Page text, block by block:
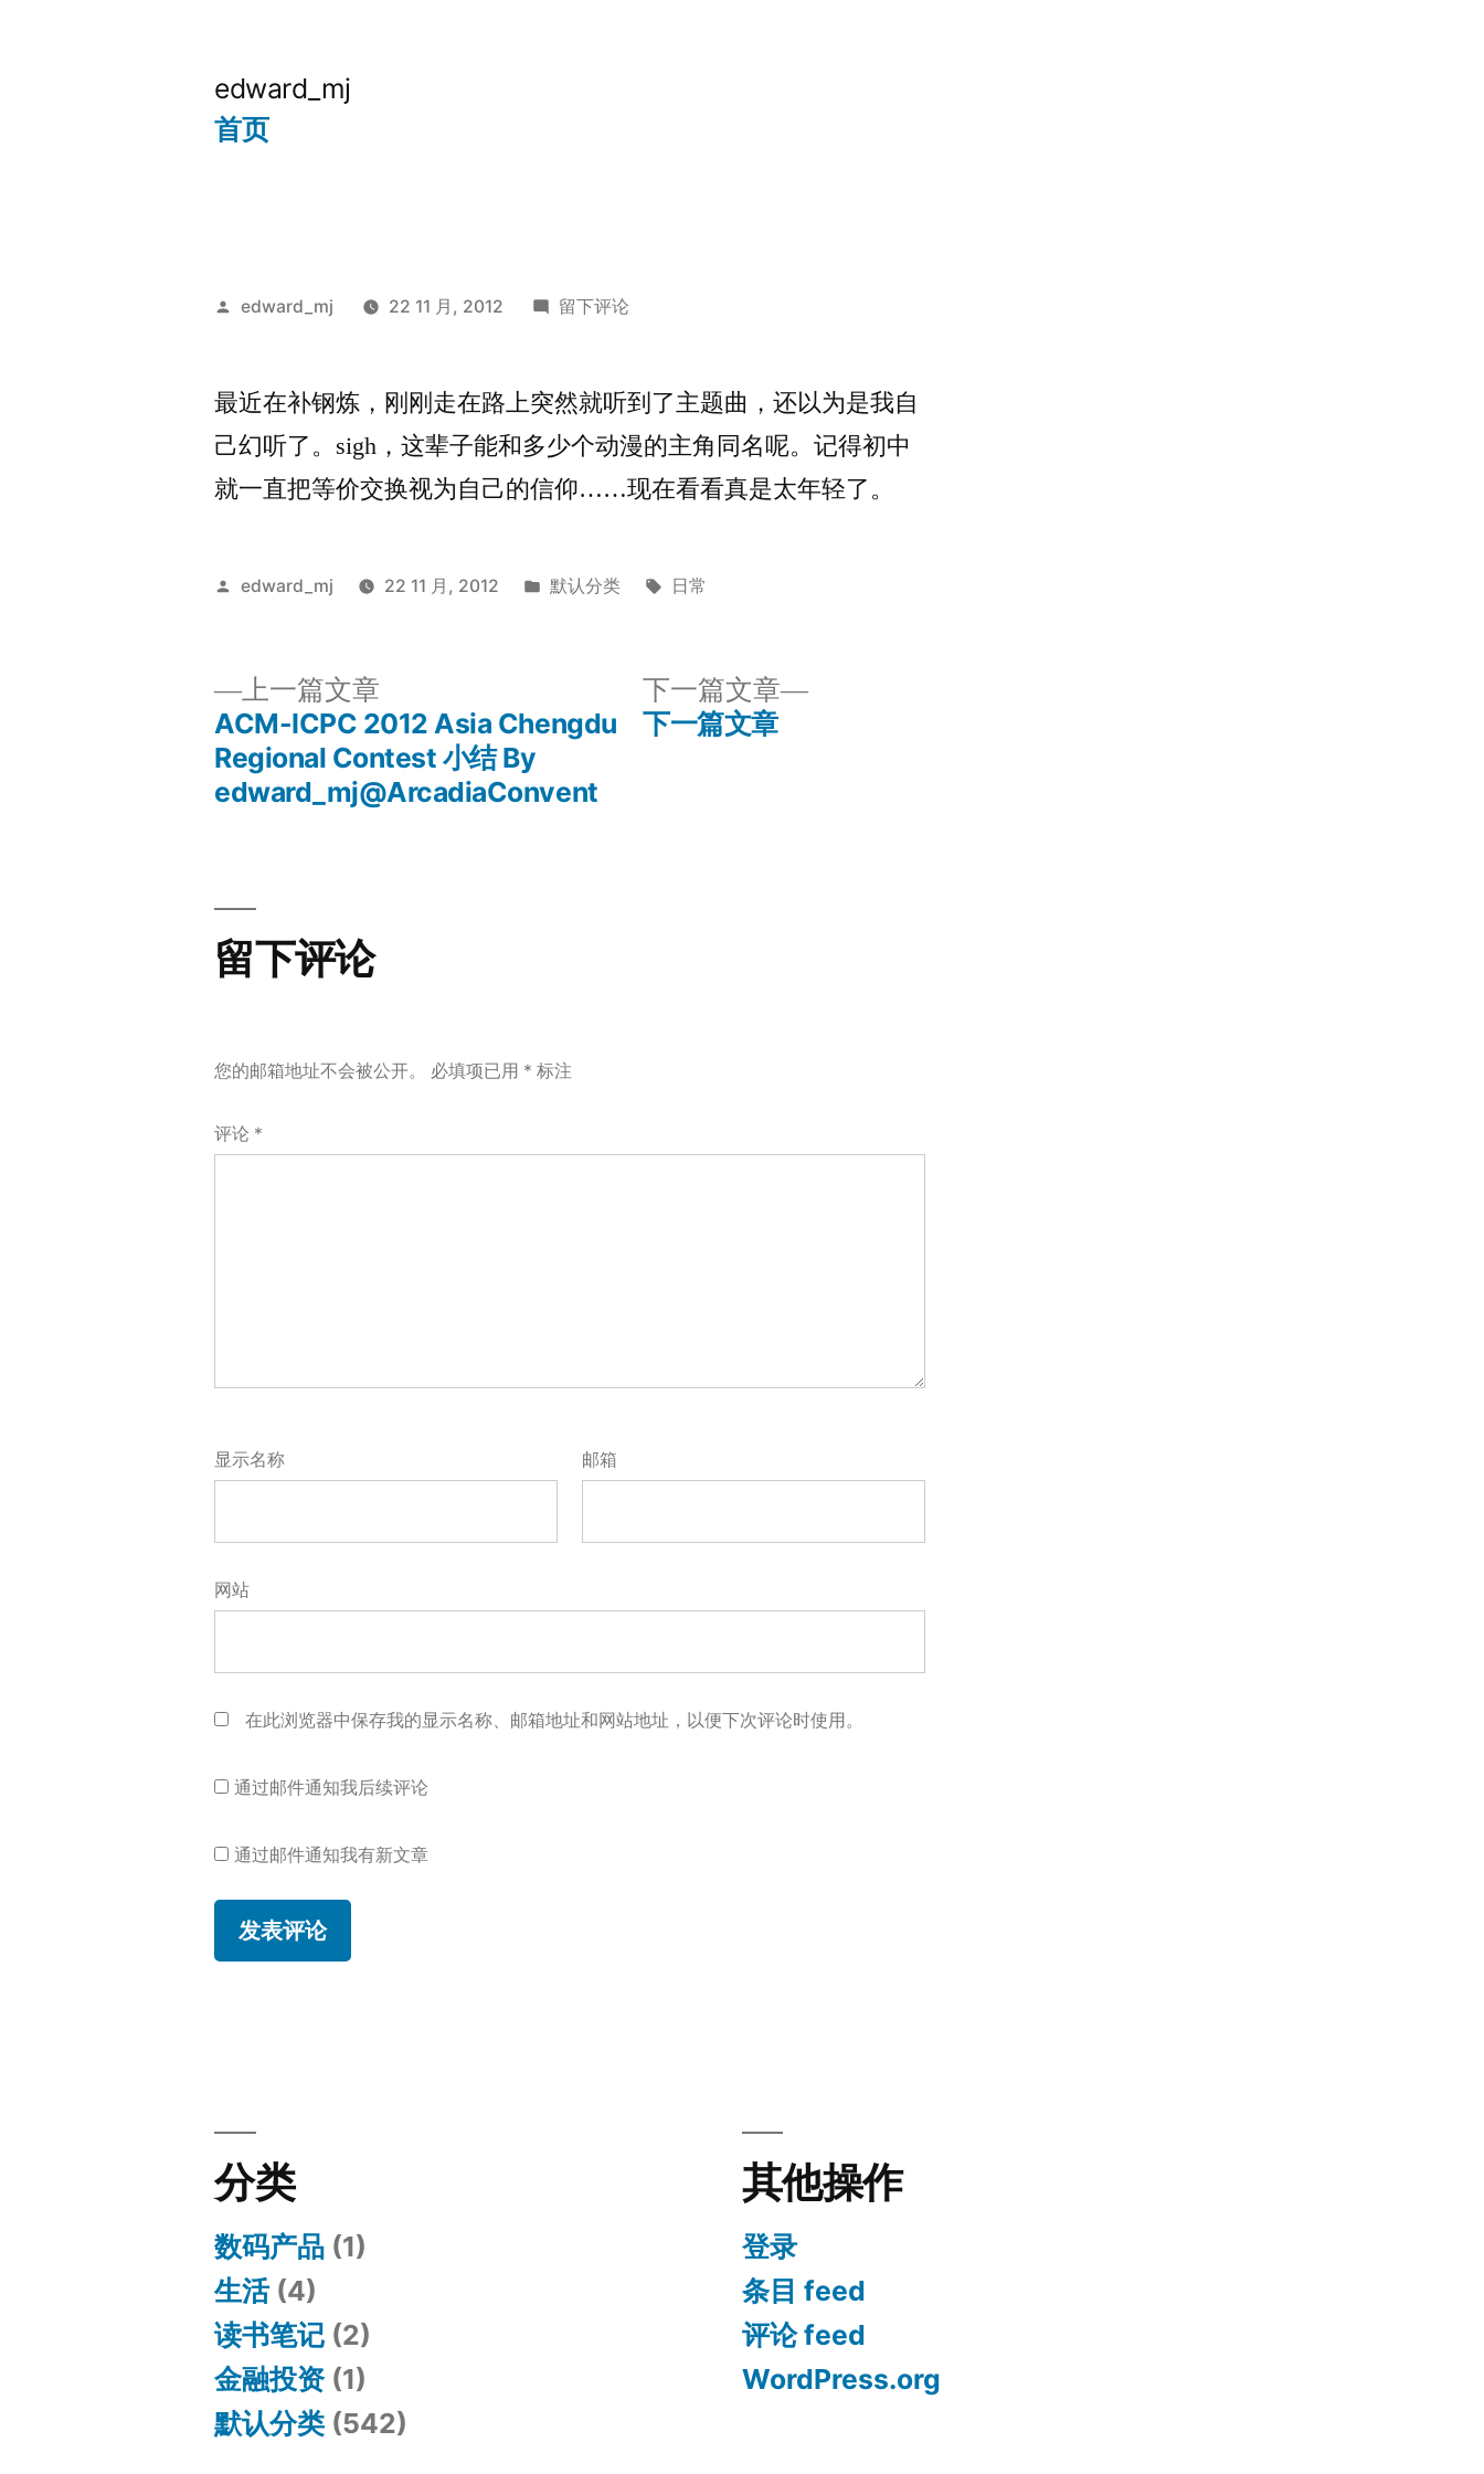
edward_mj
首页
发
edward_mj 22 11 月, 2012 于
留下评论
最近在补钢炼，刚刚走在路上突然就听到了主题曲，还以为是我自
己幻听了。sigh，这辈子能和多少个动漫的主角同名呢。记得初中
就一直把等价交换视为自己的信仰……现在看看真是太年轻了。
发
edward_mj 22 11 月, 2012
发
默认分类
标
日常
上一篇文章
一
篇
文
ACM-ICPC 2012 Asia Chengdu
Regional Contest 小结 By
edward_mj@ArcadiaConvent
下一篇文章
下
下一篇文章
留下评论
您的邮箱地址不会被公开。 必填项已用 * 标注
评论 *
显示名称 邮箱
网站
在此浏览器中保存我的显示名称、邮箱地址和网站地址，以便下次评论时使用。
通过邮件通知我后续评论
通过邮件通知我有新文章
分类
数码产品 (1)
生活(4)
读书笔记 (2)
金融投资(1)
默认分类 (542)
其他操作
登录
条目 feed
评论 feed
WordPress.org